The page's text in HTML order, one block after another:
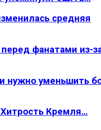
средняя
фанатами из-
нужно уменьшить
Кремля…